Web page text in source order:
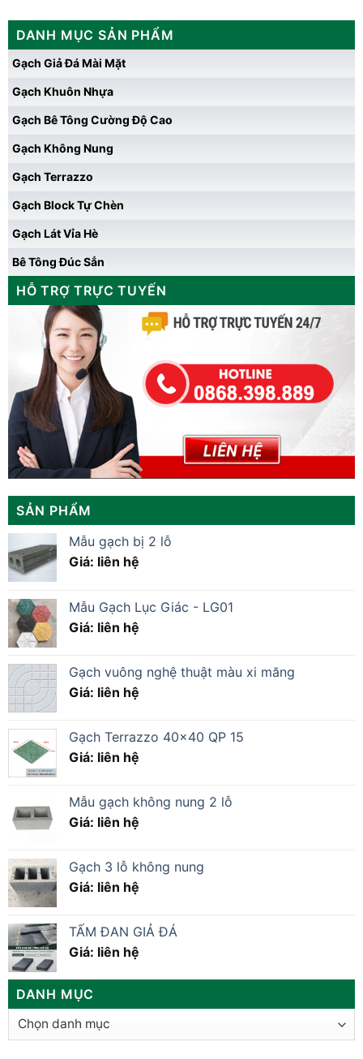
DANH MỤC SẢN PHẨM
Gạch Giả Đá Mài Mặt
Gạch Khuôn Nhựa
Gạch Bê Tông Cường Độ Cao
Gạch Không Nung
Gạch Terrazzo
Gạch Block Tự Chèn
Gạch Lát Vỉa Hè
Bê Tông Đúc Sẳn
HỖ TRỢ TRỰC TUYẾN
SẢN PHẨM
Mẫu gạch bị 2 lỗ
Giá: liên hệ
Mẫu Gạch Lục Giác - LG01
Giá: liên hệ
Gạch vuông nghệ thuật màu xi măng
Giá: liên hệ
Gạch Terrazzo 40×40 QP 15
Giá: liên hệ
Mẫu gạch không nung 2 lỗ
Giá: liên hệ
Gạch 3 lỗ không nung
Giá: liên hệ
TẤM ĐAN GIẢ ĐÁ
Giá: liên hệ
DANH MỤC
Danh